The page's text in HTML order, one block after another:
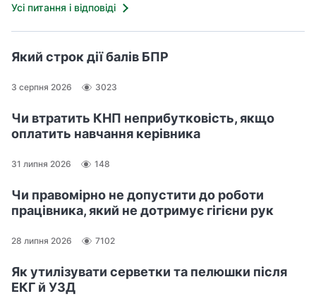
Усі питання і відповіді
Який строк дії балів БПР
3 серпня 2026 3023
Чи втратить КНП неприбутковість, якщо
оплатить навчання керівника
31 липня 2026 148
Чи правомірно не допустити до роботи
працівника, який не дотримує гігієни рук
28 липня 2026 7102
Як утилізувати серветки та пелюшки після
ЕКГ й УЗД